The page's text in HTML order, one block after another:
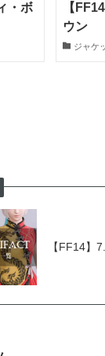
・ボ
【
ウン
ジャケ
【FF14